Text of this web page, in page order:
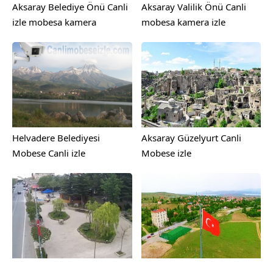
Aksaray Belediye Önü Canli
izle mobesa kamera
Aksaray Valilik Önü Canli
mobesa kamera izle
Helvadere Belediyesi
Mobese Canli izle
Aksaray Güzelyurt Canli
Mobese izle